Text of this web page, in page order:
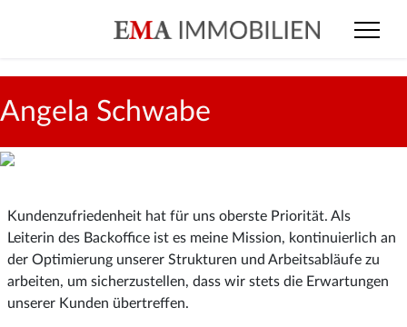
Angela Schwabe
Kundenzufriedenheit hat für uns oberste Priorität. Als
Leiterin des Backoffice ist es meine Mission, kontinuierlich an
der Optimierung unserer Strukturen und Arbeitsabläufe zu
arbeiten, um sicherzustellen, dass wir stets die Erwartungen
unserer Kunden übertreffen.